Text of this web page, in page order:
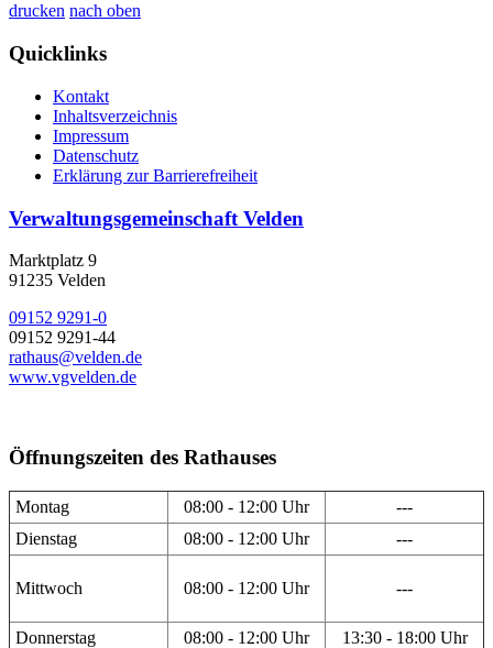
drucken nach oben
Quicklinks
Kontakt
Inhaltsverzeichnis
Impressum
Datenschutz
Erklärung zur Barrierefreiheit
Verwaltungsgemeinschaft Velden
Marktplatz 9
91235 Velden
09152 9291-0
09152 9291-44
rathaus@velden.de
www.vgvelden.de
Öffnungszeiten des Rathauses
Montag 08:00 - 12:00 Uhr
---
Dienstag
08:00 - 12:00 Uhr ---
Mittwoch 08:00 - 12:00 Uhr ---
Donnerstag 08:00 - 12:00 Uhr 13:30 - 18:00 Uhr